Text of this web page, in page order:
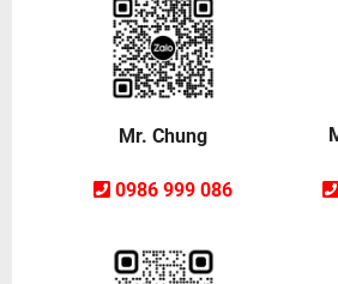
Mr. Chung
0986 999 086